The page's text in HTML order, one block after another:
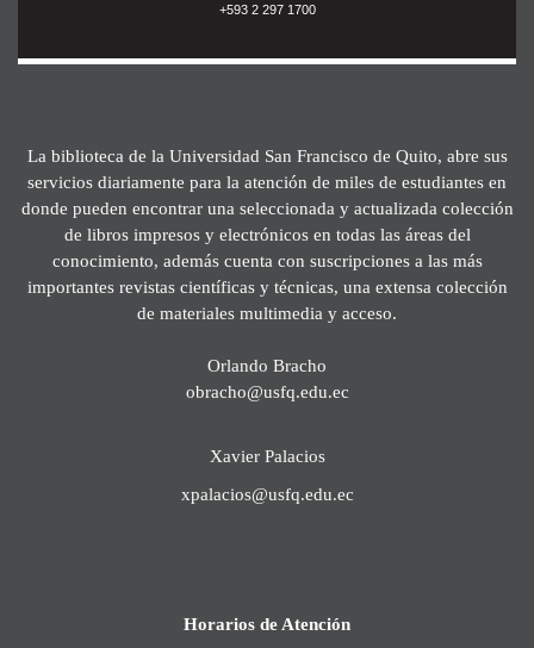
+593 2 297 1700
La biblioteca de la Universidad San Francisco de Quito, abre sus
servicios diariamente para la atención de miles de estudiantes en
donde pueden encontrar una seleccionada y actualizada colección
de libros impresos y electrónicos en todas las áreas del
conocimiento, además cuenta con suscripciones a las más
importantes revistas científicas y técnicas, una extensa colección
de materiales multimedia y acceso.
Orlando Bracho
obracho@usfq.edu.ec
Xavier Palacios
xpalacios@usfq.edu.ec
Horarios de Atención